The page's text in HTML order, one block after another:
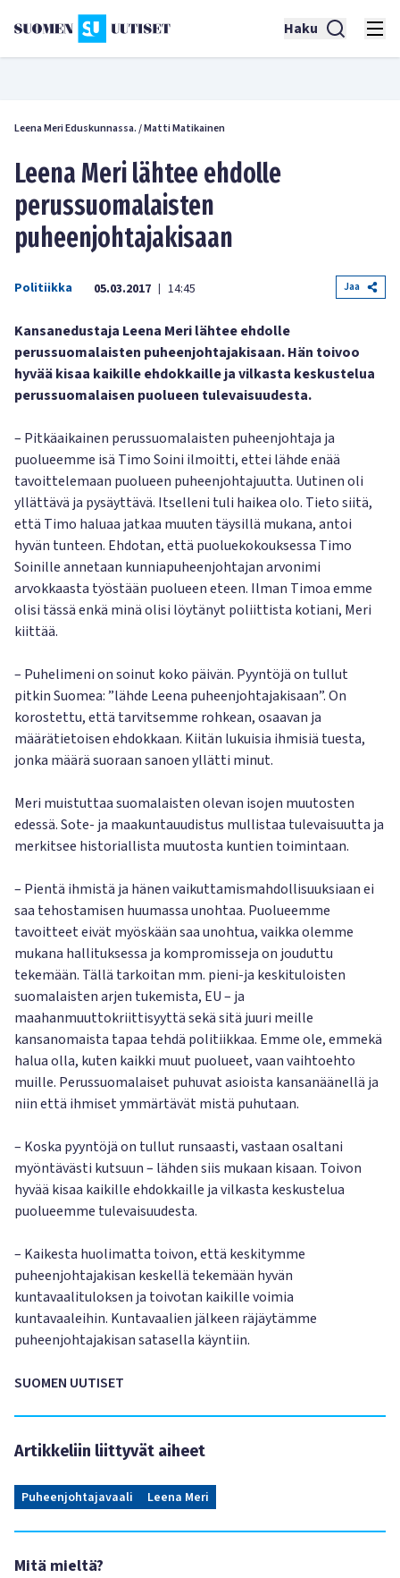
Haku
Leena Meri Eduskunnassa./Matti Matikainen
Leena Meri lähtee ehdolle
perussuomalaisten
puheenjohtajakisaan
Politiikka 05.03.2017 | 14:45 Jaa
Kansanedustaja Leena Meri lähtee ehdolle
perussuomalaisten puheenjohtajakisaan. Hän toivoo
hyvää kisaa kaikille ehdokkaille ja vilkasta keskustelua
perussuomalaisen puolueen tulevaisuudesta.
– Pitkäaikainen perussuomalaisten puheenjohtaja ja
puolueemme isä Timo Soini ilmoitti, ettei lähde enää
tavoittelemaan puolueen puheenjohtajuutta. Uutinen oli
yllättävä ja pysäyttävä. Itselleni tuli haikea olo. Tieto siitä,
että Timo haluaa jatkaa muuten täysillä mukana, antoi
hyvän tunteen. Ehdotan, että puoluekokouksessa Timo
Soinille annetaan kunniapuheenjohtajan arvonimi
arvokkaasta työstään puolueen eteen. Ilman Timoa emme
olisi tässä enkä minä olisi löytänyt poliittista kotiani, Meri
kiittää.
– Puhelimeni on soinut koko päivän. Pyyntöjä on tullut
pitkin Suomea: ”lähde Leena puheenjohtajakisaan”. On
korostettu, että tarvitsemme rohkean, osaavan ja
määrätietoisen ehdokkaan. Kiitän lukuisia ihmisiä tuesta,
jonka määrä suoraan sanoen yllätti minut.
Meri muistuttaa suomalaisten olevan isojen muutosten
edessä. Sote- ja maakuntauudistus mullistaa tulevaisuutta ja
merkitsee historiallista muutosta kuntien toimintaan.
– Pientä ihmistä ja hänen vaikuttamismahdollisuuksiaan ei
saa tehostamisen huumassa unohtaa. Puolueemme
tavoitteet eivät myöskään saa unohtua, vaikka olemme
mukana hallituksessa ja kompromisseja on jouduttu
tekemään. Tällä tarkoitan mm. pieni-ja keskituloisten
suomalaisten arjen tukemista, EU – ja
maahanmuuttokriittisyyttä sekä sitä juuri meille
kansanomaista tapaa tehdä politiikkaa. Emme ole, emmekä
halua olla, kuten kaikki muut puolueet, vaan vaihtoehto
muille. Perussuomalaiset puhuvat asioista kansanäänellä ja
niin että ihmiset ymmärtävät mistä puhutaan.
– Koska pyyntöjä on tullut runsaasti, vastaan osaltani
myöntävästi kutsuun – lähden siis mukaan kisaan. Toivon
hyvää kisaa kaikille ehdokkaille ja vilkasta keskustelua
puolueemme tulevaisuudesta.
– Kaikesta huolimatta toivon, että keskitymme
puheenjohtajakisan keskellä tekemään hyvän
kuntavaalituloksen ja toivotan kaikille voimia
kuntavaaleihin. Kuntavaalien jälkeen räjäytämme
puheenjohtajakisan satasella käyntiin.
SUOMEN UUTISET
Artikkeliin liittyvät aiheet
Puheenjohtajavaali Leena Meri
Mitä mieltä?